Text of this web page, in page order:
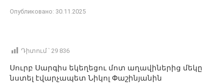
Опубликовано: 30.11.2025
Դիտում ՝ 29 836
Սուրբ Սարգիս եկեղեցու մոտ աղավիներից մեկը
նստել էվարչապետ Նիկոլ Փաշինյանին